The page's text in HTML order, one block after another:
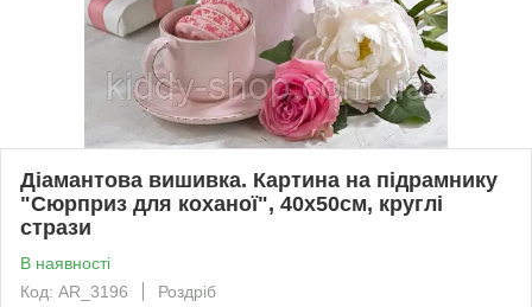
Діамантова вишивка. Картина на підрамнику
"Сюрприз для коханої", 40х50см, круглі
стрази
В наявності
Код: AR_3196
Роздріб